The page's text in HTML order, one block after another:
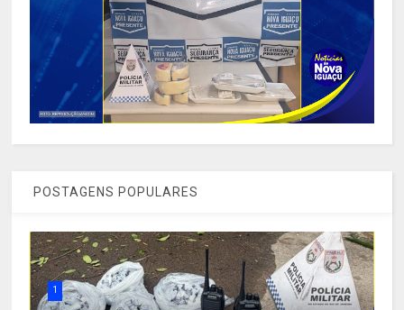
POSTAGENS POPULARES
1